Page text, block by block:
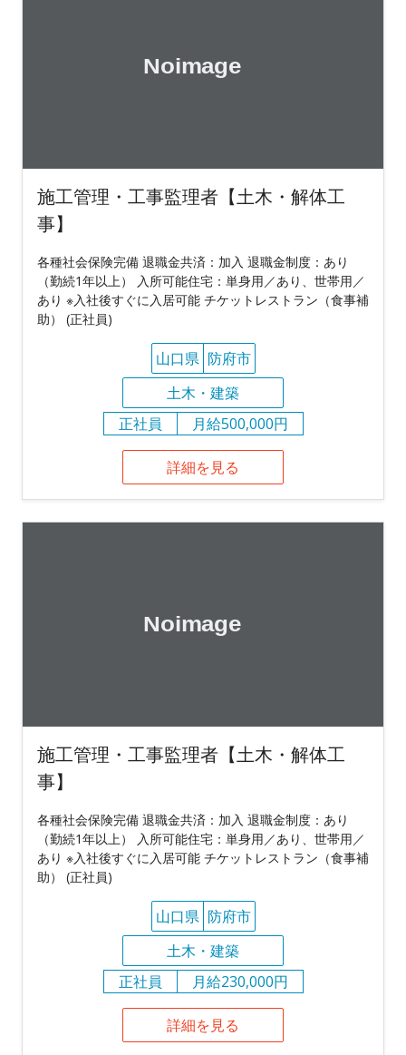
施工管理・工事監理者【土木・解体工
事】
各種社会保険完備 退職金共済：加入 退職金制度：あり
（勤続1年以上） 入所可能住宅：単身用／あり、世帯用／
あり ※入社後すぐに入居可能 チケットレストラン（食事補
助） (正社員)
山口県 防府市
土木・建築
正社員
月給500,000円
詳細を見る
施工管理・工事監理者【土木・解体工
事】
各種社会保険完備 退職金共済：加入 退職金制度：あり
（勤続1年以上） 入所可能住宅：単身用／あり、世帯用／
あり ※入社後すぐに入居可能 チケットレストラン（食事補
助） (正社員)
山口県 防府市
土木・建築
正社員
月給230,000円
詳細を見る